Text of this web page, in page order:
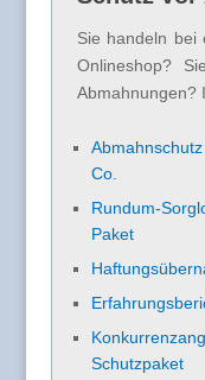
Sie handeln bei
Onlineshop?
Abmahnungen?
Co.
Rundum-
Paket
Schutzpaket